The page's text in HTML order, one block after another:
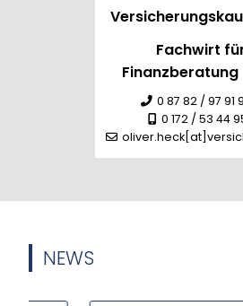
Fachwirt
Finanzberatung
0 87 82 / 97 91
0 172 / 53 44
NEWS